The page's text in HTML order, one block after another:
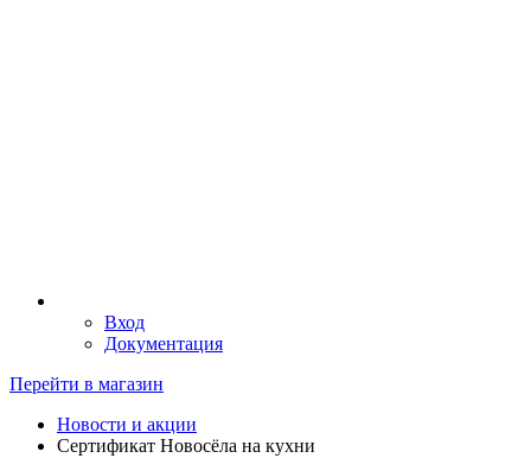
Вход
Документация
Перейти в магазин
Новости и акции
Сертификат Новосёла на кухни